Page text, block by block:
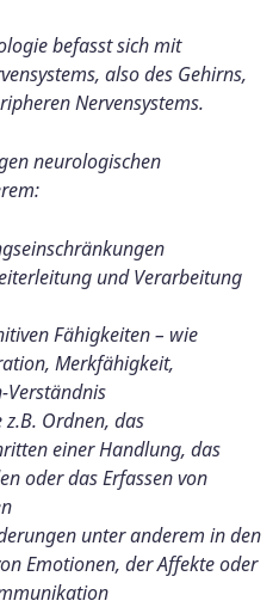
befasst sich mit
also des Gehirns,
Nervensystems.
neurologischen
und Verarbeitung
Fähigkeiten – wie
Merkfähigkeit,
Verständnis
Ordnen, das
einer Handlung, das
oder das Erfassen von
unter anderem in den
Emotionen, der Affekte oder